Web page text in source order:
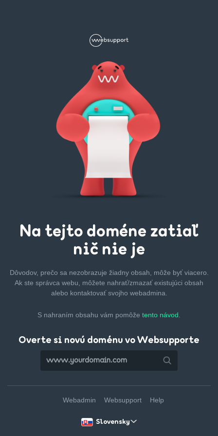
Na tejto doméne zatiaľ
nič nie je
Dôvodov, prečo sa nezobrazuje žiadny obsah, môže byťviacero.
Ak ste správca webu, môžete nahrať/zmazaťexistujúci obsah
alebo kontaktovať svojho webadmina.
S nahraním obsahu vám pomôže tento návod.
Overte si novú doménu vo Websupporte
Slovensky
Webadmin Websupport Help